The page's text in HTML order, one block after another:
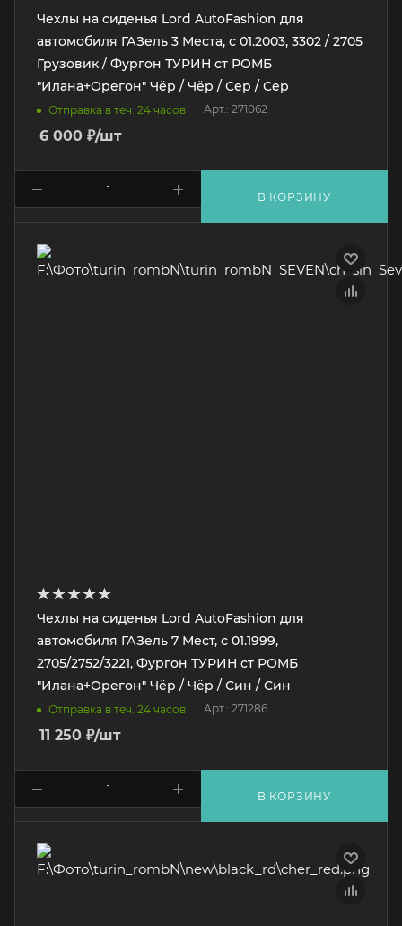
Чехлы на сиденья Lord AutoFashion для
автомобиля ГАЗель 3 Места, с 01.2003, 3302 / 2705
Грузовик / Фургон ТУРИН ст РОМБ
"Илана+Орегон" Чёр / Чёр / Сер / Сер
Отправка в теч. 24 часов Арт.: 271062
6 000 ₽/шт
В КОРЗИНУ
Чехлы на сиденья Lord AutoFashion для
автомобиля ГАЗель 7 Мест, с 01.1999,
2705/2752/3221, Фургон ТУРИН ст РОМБ
"Илана+Орегон" Чёр / Чёр / Син / Син
Отправка в теч. 24 часов Арт.: 271286
11 250 ₽/шт
В КОРЗИНУ